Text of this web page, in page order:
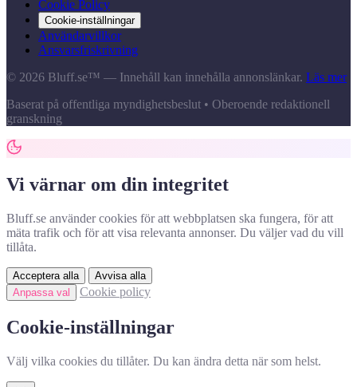
Cookie Policy
Cookie-inställningar
Användarvillkor
Ansvarsfriskrivning
© 2026 Bluff.se™ — Innehåll kan innehålla annonslänkar. Läs mer
Baserat på offentliga myndighetsbeslut • Oberoende redaktionell
granskning
Vi värnar om din integritet
Bluff.se använder cookies för att webbplatsen ska fungera, för att
mäta trafik och för att visa relevanta annonser. Du väljer vad du vill
tillåta.
Acceptera alla
Avvisa alla
Anpassa val
Cookie policy
Cookie-inställningar
Välj vilka cookies du tillåter. Du kan ändra detta när som helst.